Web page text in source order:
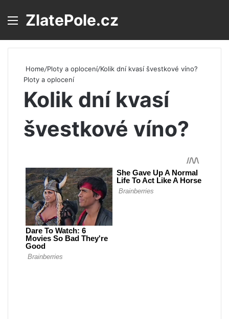
Menu
ZlatePole.cz
Home/Ploty a oplocení/Kolik dní kvasí švestkové víno?
Ploty a oplocení
Kolik dní kvasí
švestkové víno?